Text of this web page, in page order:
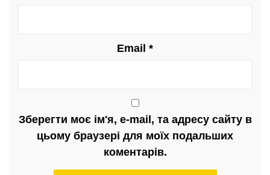
Email *
Зберегти моє ім'я, e-mail, та адресу сайту в
цьому браузері для моїх подальших
коментарів.